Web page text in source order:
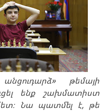
թեմայի
ենք շախմատիստ
Նա պատմել է, թե